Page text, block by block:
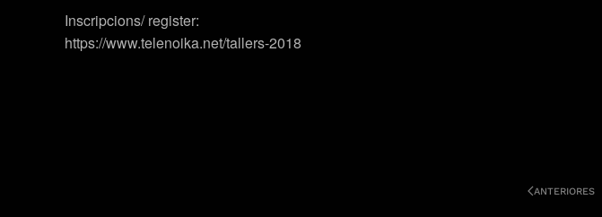
Inscripcions/ register:
https://www.telenoika.net/tallers-2018
ANTERIORES